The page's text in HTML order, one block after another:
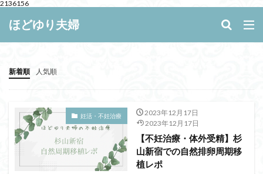
2136156
ほどゆり夫婦
新着順 人気順
妊活・不妊治療
2023年12月17日
2023年12月17日
【不妊治療・体外受精】杉
山新宿での自然排卵周期移
植レポ
キーワード
検索